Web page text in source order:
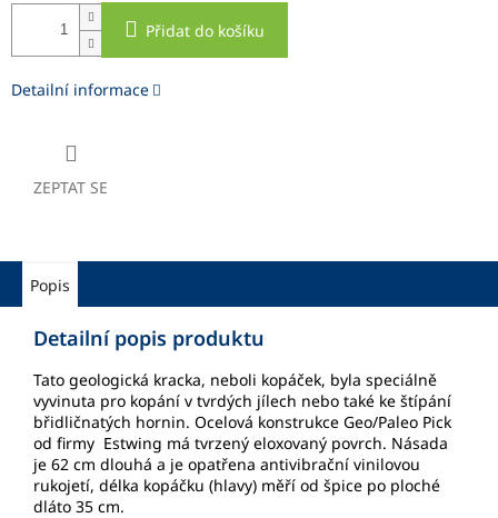
Přidat do košíku
Detailní informace
ZEPTAT SE
Popis
Detailní popis produktu
Tato geologická kracka, neboli kopáček, byla speciálně
vyvinuta pro kopání v tvrdých jílech nebo také ke štípání
břidličnatých hornin. Ocelová konstrukce Geo/Paleo Pick
od firmy Estwing má tvrzený eloxovaný povrch. Násada
je 62 cm dlouhá a je opatřena antivibrační vinilovou
rukojetí, délka kopáčku (hlavy) měří od špice po ploché
dláto 35 cm.